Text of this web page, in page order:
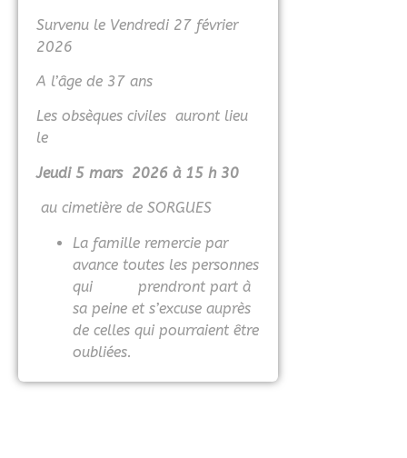
Survenu le Vendredi 27 février
2026
A l’âge de 37 ans
Les obsèques civiles auront lieu
le
Jeudi 5 mars 2026 à 15 h 30
au cimetière de SORGUES
La famille remercie par
avance toutes les personnes
qui prendront part à
sa peine et s’excuse auprès
de celles qui pourraient être
oubliées.